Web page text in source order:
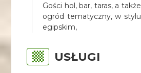
Gości hol, bar, taras, a także
ogród tematyczny, w stylu
egipskim,
USŁUGI